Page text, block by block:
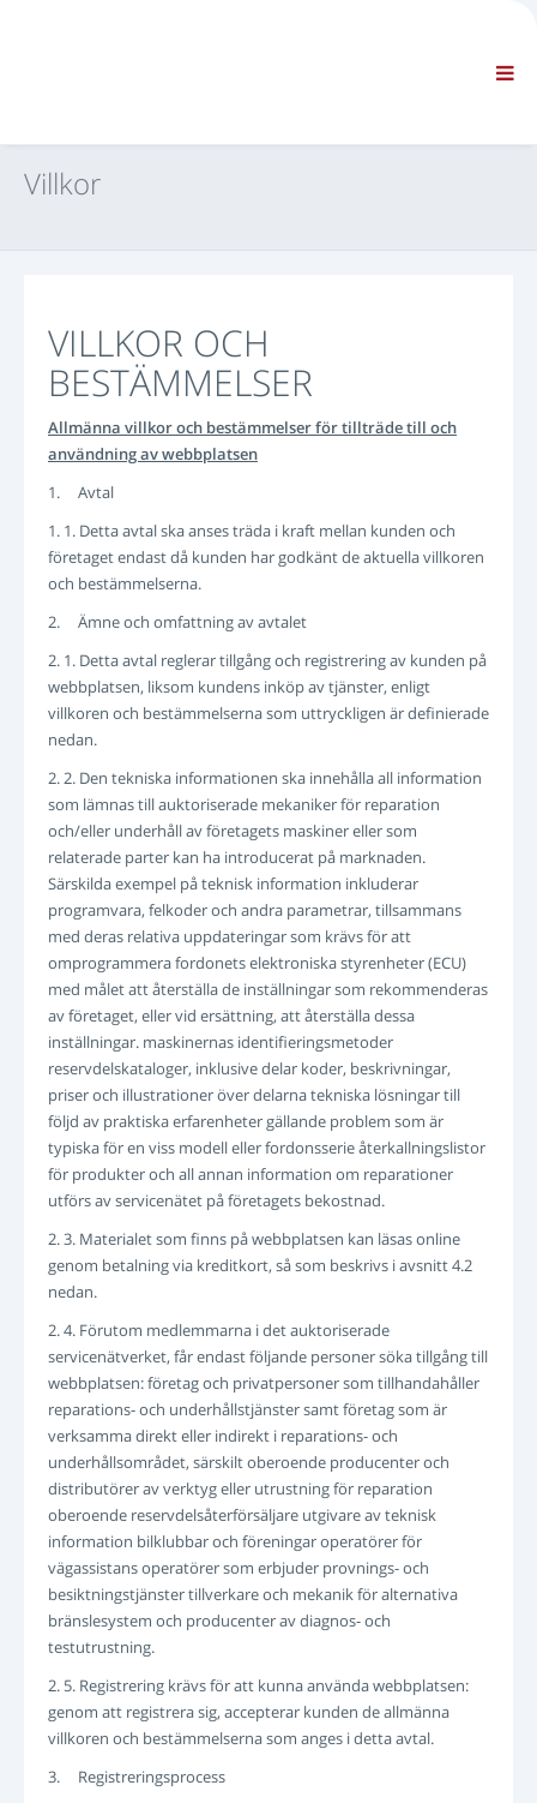
STANDARDNAVIGERING
VILLKOR
Utbildning
Tidsscheman för reparationer / utrustning
Special Tools
Diagnosinstrument
Omprogrammering av styrmodul
Räddningsmaterial
LOGGA IN
REGISTRERING
Villkor
VILLKOR OCH
BESTÄMMELSER
Allmänna villkor och bestämmelser för tillträde till och
användning av webbplatsen
1. Avtal
1. 1. Detta avtal ska anses träda i kraft mellan kunden och
företaget endast då kunden har godkänt de aktuella villkoren
och bestämmelserna.
2. Ämne och omfattning av avtalet
2. 1. Detta avtal reglerar tillgång och registrering av kunden på
webbplatsen, liksom kundens inköp av tjänster, enligt
villkoren och bestämmelserna som uttryckligen är definierade
nedan.
2. 2. Den tekniska informationen ska innehålla all information
som lämnas till auktoriserade mekaniker för reparation
och/eller underhåll av företagets maskiner eller som
relaterade parter kan ha introducerat på marknaden.
Särskilda exempel på teknisk information inkluderar
programvara, felkoder och andra parametrar, tillsammans
med deras relativa uppdateringar som krävs för att
omprogrammera fordonets elektroniska styrenheter (ECU)
med målet att återställa de inställningar som rekommenderas
av företaget, eller vid ersättning, att återställa dessa
inställningar. maskinernas identifieringsmetoder
reservdelskataloger, inklusive delar koder, beskrivningar,
priser och illustrationer över delarna tekniska lösningar till
följd av praktiska erfarenheter gällande problem som är
typiska för en viss modell eller fordonsserie återkallningslistor
för produkter och all annan information om reparationer
utförs av servicenätet på företagets bekostnad.
2. 3. Materialet som finns på webbplatsen kan läsas online
genom betalning via kreditkort, så som beskrivs i avsnitt 4.2
nedan.
2. 4. Förutom medlemmarna i det auktoriserade
servicenätverket, får endast följande personer söka tillgång till
webbplatsen: företag och privatpersoner som tillhandahåller
reparations- och underhållstjänster samt företag som är
verksamma direkt eller indirekt i reparations- och
underhållsområdet, särskilt oberoende producenter och
distributörer av verktyg eller utrustning för reparation
oberoende reservdelsåterförsäljare utgivare av teknisk
information bilklubbar och föreningar operatörer för
vägassistans operatörer som erbjuder provnings- och
besiktningstjänster tillverkare och mekanik för alternativa
bränslesystem och producenter av diagnos- och
testutrustning.
2. 5. Registrering krävs för att kunna använda webbplatsen:
genom att registrera sig, accepterar kunden de allmänna
villkoren och bestämmelserna som anges i detta avtal.
3. Registreringsprocess